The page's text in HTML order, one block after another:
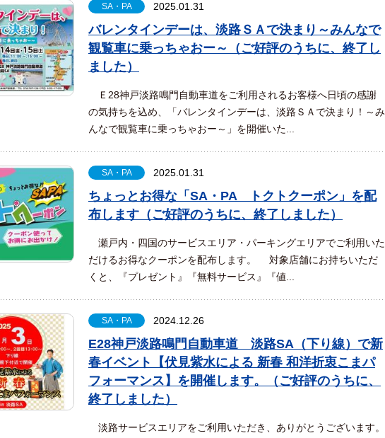
SA・PA 2025.01.31
バレンタインデーは、淡路ＳＡで決まり～みんなで
観覧車に乗っちゃおー～（ご好評のうちに、終了し
ました）
Ｅ28神戸淡路鳴門自動車道をご利用されるお客様へ日頃の感謝
の気持ちを込め、「バレンタインデーは、淡路ＳＡで決まり！～み
んなで観覧車に乗っちゃおー～」を開催いた...
SA・PA 2025.01.31
ちょっとお得な「SA・PA トクトクーポン」を配
布します（ご好評のうちに、終了しました）
瀬戸内・四国のサービスエリア・パーキングエリアでご利用いた
だけるお得なクーポンを配布します。 対象店舗にお持ちいただ
くと、『プレゼント』『無料サービス』『値...
SA・PA 2024.12.26
E28神戸淡路鳴門自動車道 淡路SA（下り線）で新
春イベント【伏見紫水による 新春 和洋折衷こまパ
フォーマンス】を開催します。（ご好評のうちに、
終了しました）
淡路サービスエリアをご利用いただき、ありがとうございます。